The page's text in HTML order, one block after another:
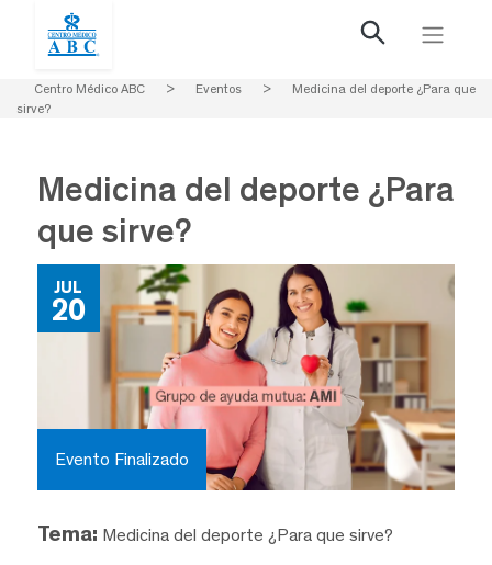
Centro Médico ABC > Eventos >
Medicina del deporte ¿Para que
sirve?
Medicina del deporte ¿Para
que sirve?
JUL
20
Evento Finalizado
Tema: Medicina del deporte ¿Para que sirve?